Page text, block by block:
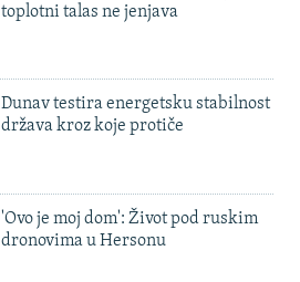
toplotni talas ne jenjava
Dunav testira energetsku stabilnost
država kroz koje protiče
'Ovo je moj dom': Život pod ruskim
dronovima u Hersonu